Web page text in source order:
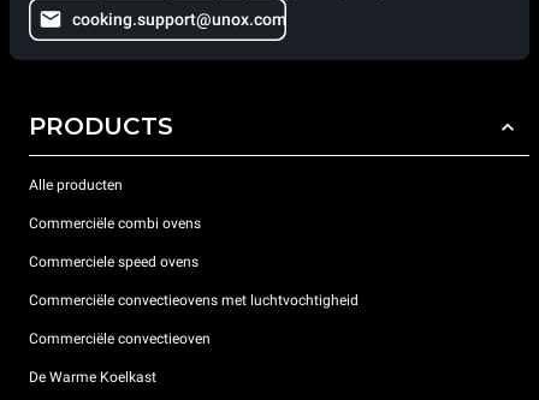
cooking.support@unox.com
PRODUCTS
Alle producten
Commerciële combi ovens
Commerciele speed ovens
Commerciële convectieovens met luchtvochtigheid
Commerciële convectieoven
De Warme Koelkast